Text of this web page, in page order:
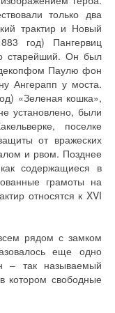
только два
трактир и Новый
год) Пангервиц
старейший. Он был
Паулю фон
Ангерапп у моста.
«Зеленая кошка»,
установлено, были
поселке
от вражеских
и рвом. Позднее
содержащиеся в
грамоты на
относятся к XVI
рядом с замком
еще одно
– так называемый
свободные